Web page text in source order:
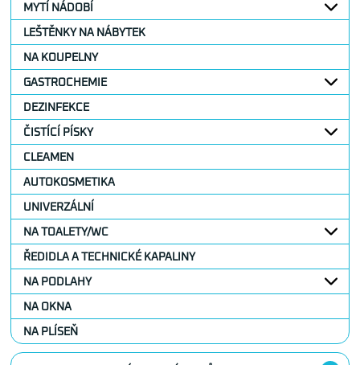
MYTÍ NÁDOBÍ
LEŠTĚNKY NA NÁBYTEK
NA KOUPELNY
GASTROCHEMIE
DEZINFEKCE
ČISTÍCÍ PÍSKY
CLEAMEN
AUTOKOSMETIKA
UNIVERZÁLNÍ
NA TOALETY/WC
ŘEDIDLA A TECHNICKÉ KAPALINY
NA PODLAHY
NA OKNA
NA PLÍSEŇ